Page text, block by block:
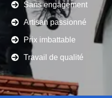
Sans engagement
Artisan passionné
Prix imbattable
Travail de qualité